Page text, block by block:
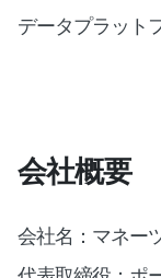
データプラット
会社概要
会社名：マネー